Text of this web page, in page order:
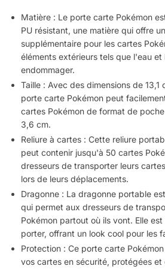
Matière : Le porte carte Pokémon
PU résistant, une matière qui offre
supplémentaire pour les cartes
éléments extérieurs tels que l'eau et
endommager.
Taille : Avec des dimensions de 13,1
porte carte Pokémon peut
cartes Pokémon de format de
3,6 cm.
Reliure à cartes : Cette reliure
peut contenir jusqu'à 50 cartes
dresseurs de transporter leurs
lors de leurs déplacements.
Dragonne : La dragonne portable
qui permet aux dresseurs de
Pokémon partout où ils vont. Elle
porter, offrant un look cool pour les
Protection : Ce porte carte
vos cartes en sécurité, protégées et